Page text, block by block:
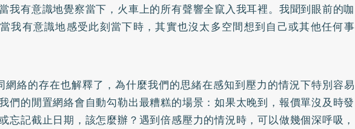
我有意識地覺察當下，火車上的所有聲響全竄入我耳裡。我聞到眼前的咖
我有意識地感受此刻當下時，其實也沒太多空間想到自己或其他任何事
網絡的存在也解釋了，為什麼我們的思緒在感知到壓力的情況下特別容易
們的閒置網絡會自動勾勒出最糟糕的場景：如果太晚到，報價單沒及時發
忘記截止日期，該怎麼辦？遇到倍感壓力的情況時，可以做幾個深呼吸，